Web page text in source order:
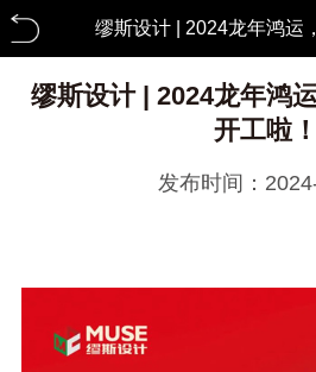
缪斯设计 | 2024龙年鸿运
缪斯设计 | 2024龙年鸿
开工啦！
发布时间：